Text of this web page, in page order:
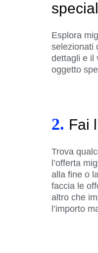
Esplora
selezionati
dettagli e il
oggetto
2. Fai
Trova
l’offerta
alla fine o
faccia le
altro che
l’importo